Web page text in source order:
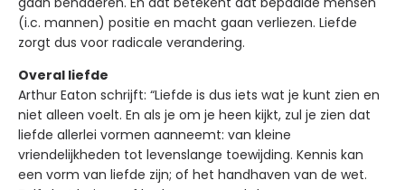
(i.c. mannen) positie en macht gaan verliezen. Liefde
zorgt dus voor radicale verandering.
Overal liefde
Arthur Eaton schrijft: “Liefde is dus iets wat je kunt zien en
niet alleen voelt. En als je om je heen kijkt, zul je zien dat
liefde allerlei vormen aanneemt: van kleine
vriendelijkheden tot levenslange toewijding. Kennis kan
een vorm van liefde zijn; of het handhaven van de wet.